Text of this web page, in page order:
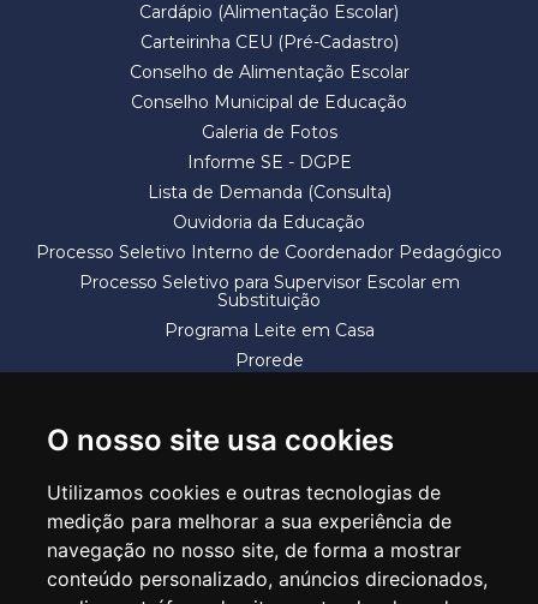
O nosso site usa cookies
Utilizamos cookies e outras tecnologias de
medição para melhorar a sua experiência de
navegação no nosso site, de forma a mostrar
conteúdo personalizado, anúncios direcionados,
Cardápio (Alimentação Escolar)
Carteirinha CEU (Pré-Cadastro)
Conselho de Alimentação Escolar
Conselho Municipal de Educação
Galeria de Fotos
Informe SE - DGPE
Lista de Demanda (Consulta)
Ouvidoria da Educação
Processo Seletivo Interno de Coordenador Pedagógico
Processo Seletivo para Supervisor Escolar em
Substituição
Programa Leite em Casa
Prorede
SECRETARIA DE EDUCAÇÃO